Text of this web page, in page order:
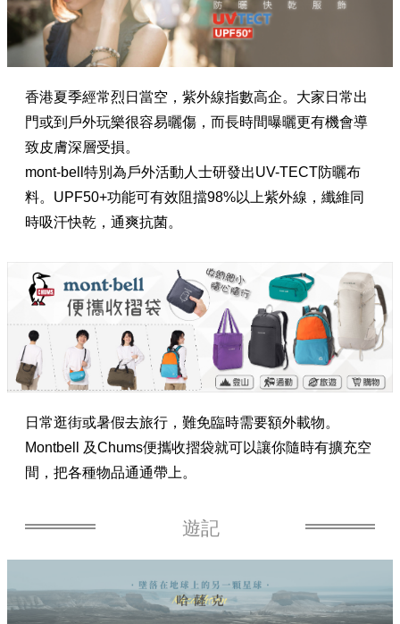
香港夏季經常烈日當空，紫外線指數高企。大家日常出
門或到戶外玩樂很容易曬傷，而長時間曝曬更有機會導
致皮膚深層受損。
mont-bell特別為戶外活動人士研發出UV-TECT防曬布
料。UPF50+功能可有效阻擋98%以上紫外線，纖維同
時吸汗快乾，通爽抗菌。
日常逛街或暑假去旅行，難免臨時需要額外載物。
Montbell 及Chums便攜收摺袋就可以讓你隨時有擴充空
間，把各種物品通通帶上。
遊記